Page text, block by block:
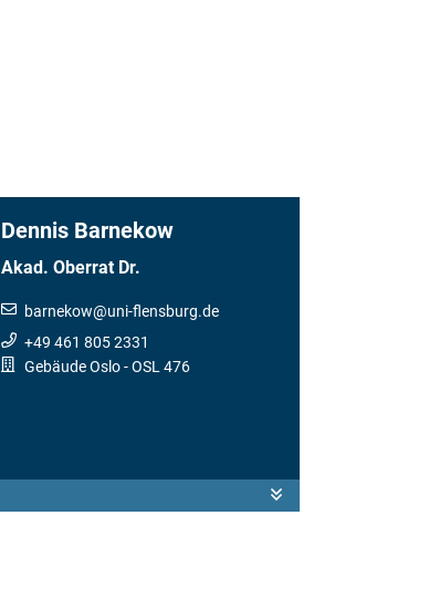
Dennis Barnekow
Akad. Oberrat Dr.
barnekow@uni-flensburg.de
+49 461 805 2331
Gebäude Oslo- OSL 476